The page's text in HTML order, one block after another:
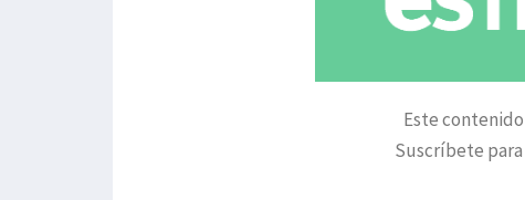
Este
Suscríbete